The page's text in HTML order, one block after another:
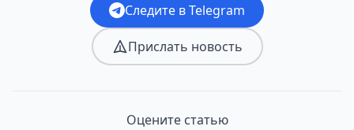
Следите в Telegram
Прислать новость
Оцените статью